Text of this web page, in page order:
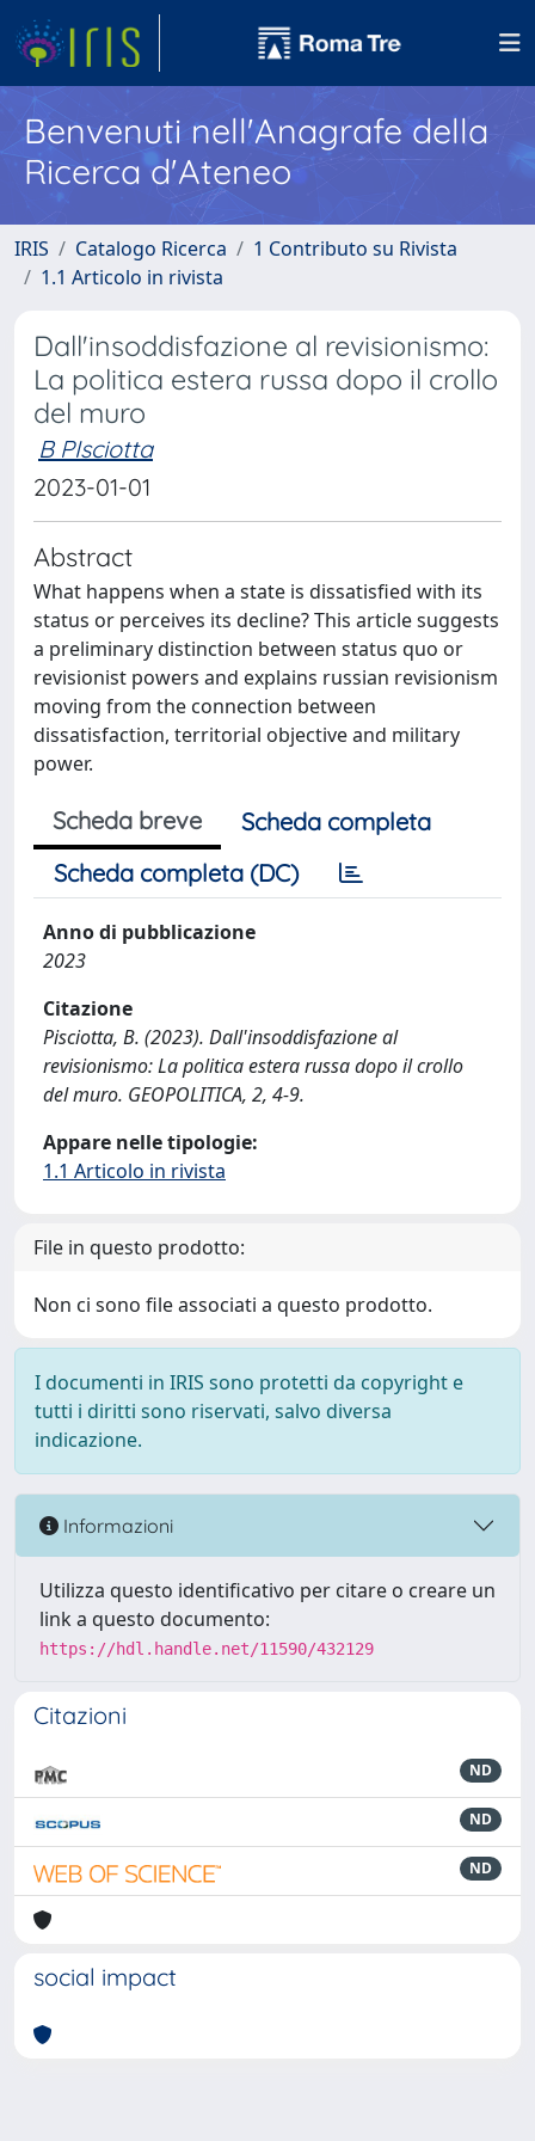
Benvenuti nell'Anagrafe della
Ricerca d'Ateneo
IRIS Catalogo Ricerca
1 Contributo su Rivista
1.1 Articolo in rivista
Dall'insoddisfazione al revisionismo:
La politica estera russa dopo il crollo
del muro
B PIsciotta
2023-01-01
Abstract
What happens when a state is dissatisfied with its
status or perceives its decline? This article suggests
a preliminary distinction between status quo or
revisionist powers and explains russian revisionism
moving from the connection between
dissatisfaction, territorial objective and military
power.
Scheda breve
Scheda completa
Scheda completa (DC)
Anno di pubblicazione
2023
Citazione
Pisciotta, B. (2023). Dall'insoddisfazione al
revisionismo: La politica estera russa dopo il crollo
del muro. GEOPOLITICA, 2, 4-9.
Appare nelle tipologie:
1.1 Articolo in rivista
File in questo prodotto:
Non ci sono file associati a questo prodotto.
I documenti in IRIS sono protetti da copyright e
tutti i diritti sono riservati, salvo diversa
indicazione.
Informazioni
Utilizza questo identificativo per citare o creare un
link a questo documento:
https://hdl.handle.net/11590/432129
Citazioni
ND
ND
ND
social impact